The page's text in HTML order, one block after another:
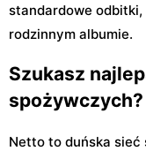
standardowe
rodzinnym albumie.
Szukasz
Netto to duńska